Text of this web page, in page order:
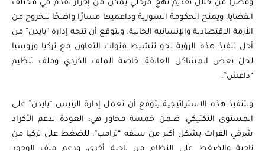
ومصر) من خلال تقديم نهج مرحلي يُمكّن من إحراز تقدّم في مختلف
القضايا، ويمنح الحكومة السورية وداعميها مسارًا واضحًا للخروج من
الأزمة الاقتصادية والإنسانية الحالية. ويتوقع أن تتجه إدارة “بايدن” من
أجل تنفيذ هذه الرؤية نحو تنشيط قنوات التعاون مع تركيا وروسيا
لحلّ بعض المشاكل العالقة، خاصة الملف الكردي وملف تنظيم
“داعش”.
ولتنفيذ هذه الاستراتيجية يتوقع أن تعمل إدارة الرئيس “بايدن” على
المستوى التكتيكي، ضمن خمسة محاور هي: العودة لدعم الأكراد
شرقي الفرات بشكل أكبر من سلفه “ترامب”، للضغط على تركيا من
ناحية والضغط على النظام من ناحية أخرى، ودعم ملف الوجود